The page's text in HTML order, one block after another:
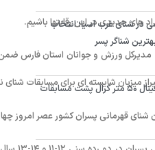
های جدیدی در این رقابتها باشیم.
ورزش و جوانان استان فارس ضمن
میزبان شایسته ای برای مسابقات
شنای قهرمانی پسران کشور عصر امروز
در شنای غرب آسیا؛ انتخاب
شناگر پسر
صعود هومر عباسی به فینال ۵۰ متر کرال پشت مسابقات